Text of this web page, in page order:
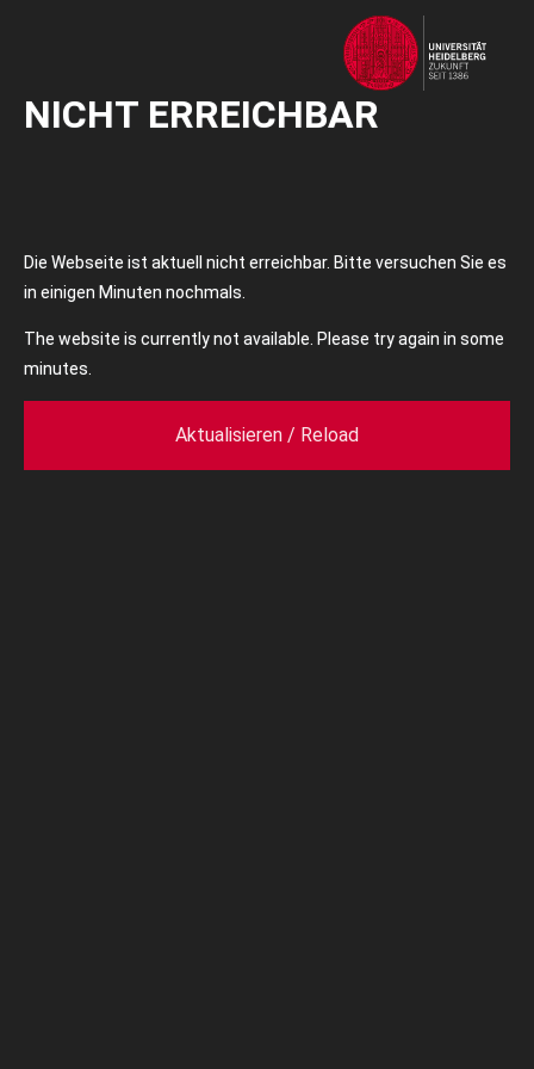
NICHT ERREICHBAR
Die Webseite ist aktuell nicht erreichbar. Bitte versuchen Sie es
in einigen Minuten nochmals.
The website is currently not available. Please try again in some
minutes.
Aktualisieren / Reload